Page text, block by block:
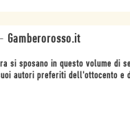
- Gamberorosso.it
si sposano in questo volume di
autori preferiti dell'ottocento e